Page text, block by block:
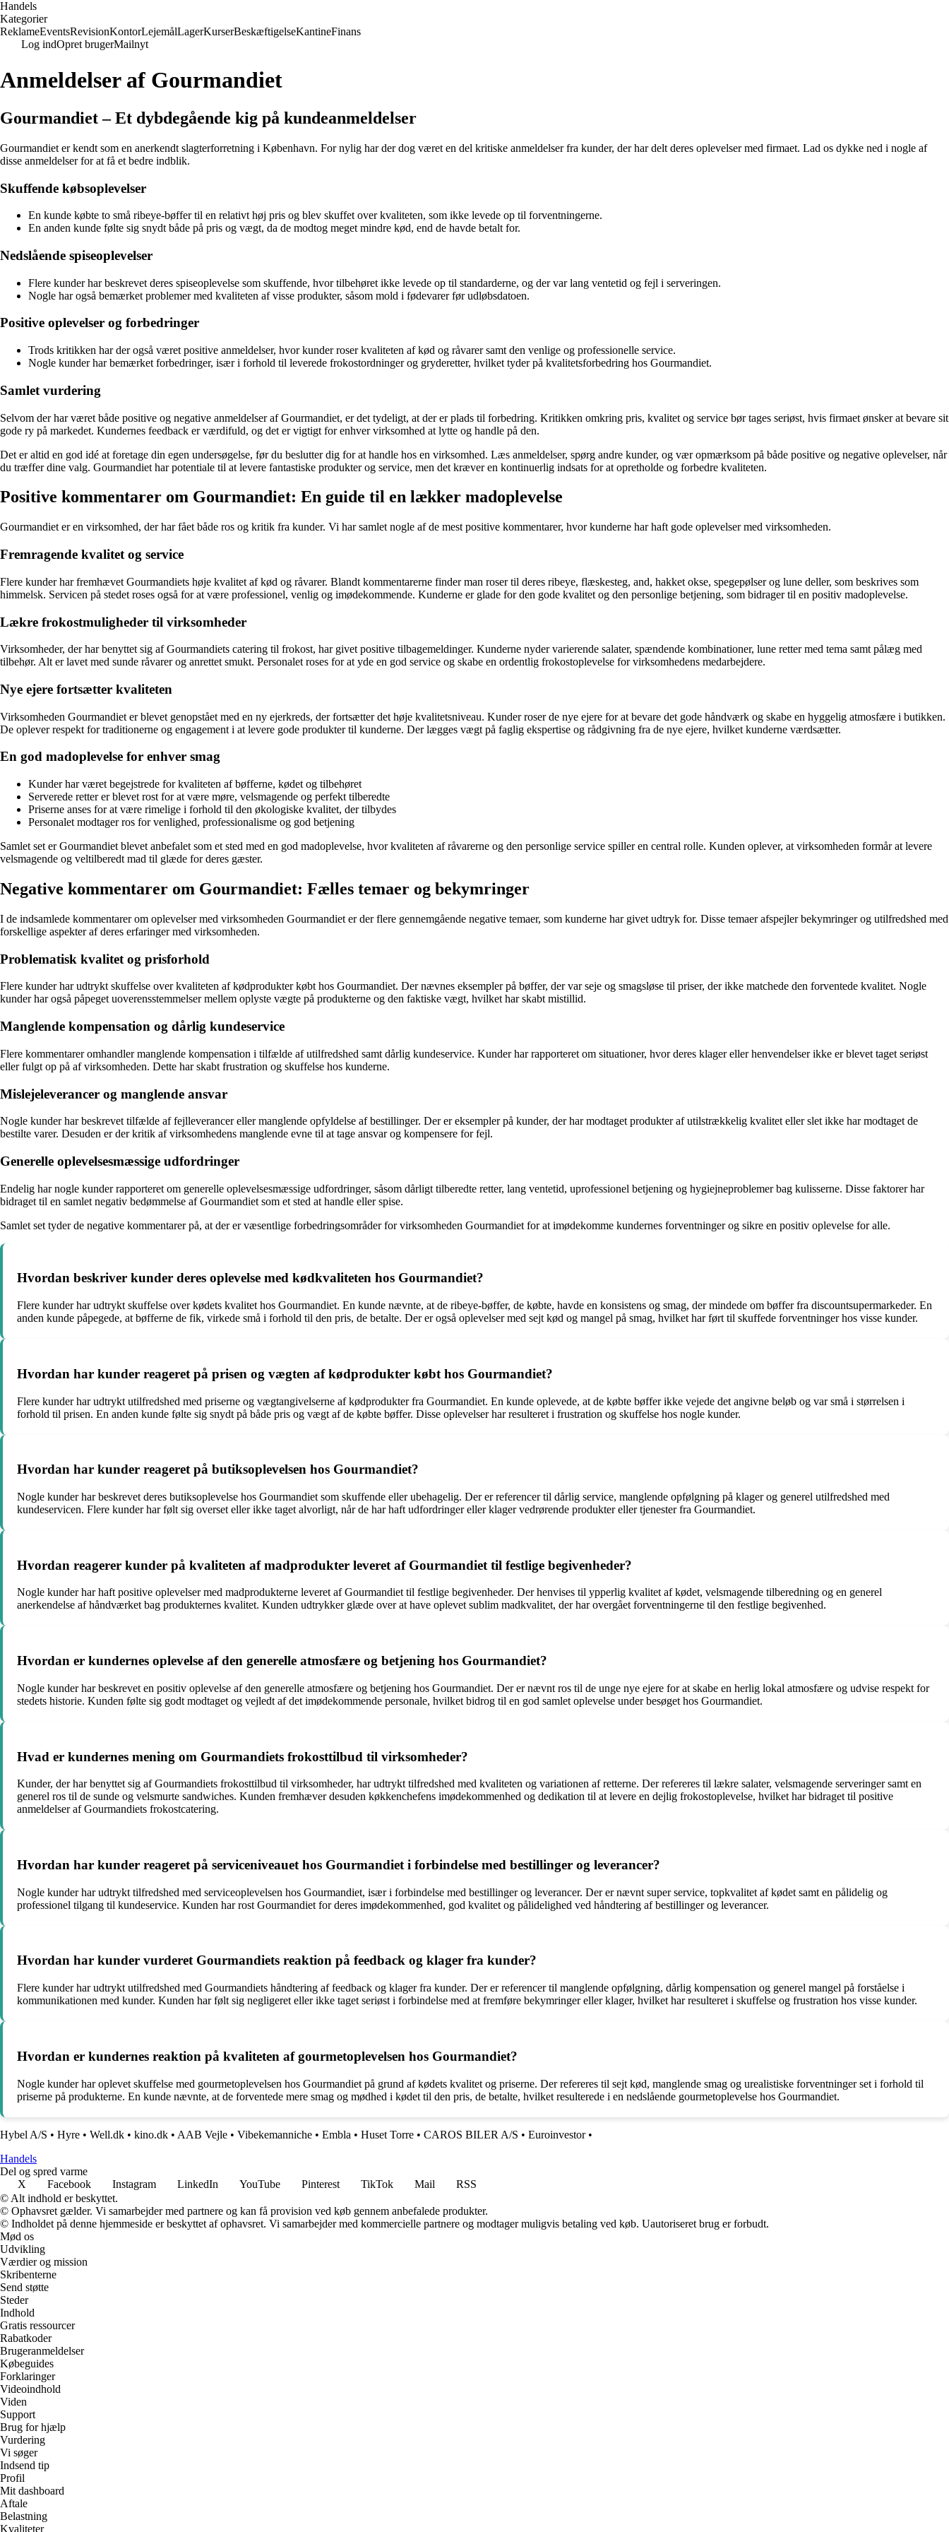
Handels
Kategorier
ReklameEventsRevisionKontorLejemålLagerKurserBeskæftigelseKantineFinans
Log indOpret brugerMailnyt
Anmeldelser af Gourmandiet
Gourmandiet – Et dybdegående kig på kundeanmeldelser
Gourmandiet er kendt som en anerkendt slagterforretning i København. For nylig har der dog været en del kritiske anmeldelser fra kunder, der har delt deres oplevelser med firmaet. Lad os dykke ned i nogle af
disse anmeldelser for at få et bedre indblik.
Skuffende købsoplevelser
En kunde købte to små ribeye-bøffer til en relativt høj pris og blev skuffet over kvaliteten, som ikke levede op til forventningerne.
En anden kunde følte sig snydt både på pris og vægt, da de modtog meget mindre kød, end de havde betalt for.
Nedslående spiseoplevelser
Flere kunder har beskrevet deres spiseoplevelse som skuffende, hvor tilbehøret ikke levede op til standarderne, og der var lang ventetid og fejl i serveringen.
Nogle har også bemærket problemer med kvaliteten af visse produkter, såsom mold i fødevarer før udløbsdatoen.
Positive oplevelser og forbedringer
Trods kritikken har der også været positive anmeldelser, hvor kunder roser kvaliteten af kød og råvarer samt den venlige og professionelle service.
Nogle kunder har bemærket forbedringer, især i forhold til leverede frokostordninger og gryderetter, hvilket tyder på kvalitetsforbedring hos Gourmandiet.
Samlet vurdering
Selvom der har været både positive og negative anmeldelser af Gourmandiet, er det tydeligt, at der er plads til forbedring. Kritikken omkring pris, kvalitet og service bør tages seriøst, hvis firmaet ønsker at bevare sit
gode ry på markedet. Kundernes feedback er værdifuld, og det er vigtigt for enhver virksomhed at lytte og handle på den.
Det er altid en god idé at foretage din egen undersøgelse, før du beslutter dig for at handle hos en virksomhed. Læs anmeldelser, spørg andre kunder, og vær opmærksom på både positive og negative oplevelser, når
du træffer dine valg. Gourmandiet har potentiale til at levere fantastiske produkter og service, men det kræver en kontinuerlig indsats for at opretholde og forbedre kvaliteten.
Positive kommentarer om Gourmandiet: En guide til en lækker madoplevelse
Gourmandiet er en virksomhed, der har fået både ros og kritik fra kunder. Vi har samlet nogle af de mest positive kommentarer, hvor kunderne har haft gode oplevelser med virksomheden.
Fremragende kvalitet og service
Flere kunder har fremhævet Gourmandiets høje kvalitet af kød og råvarer. Blandt kommentarerne finder man roser til deres ribeye, flæskesteg, and, hakket okse, spegepølser og lune deller, som beskrives som
himmelsk. Servicen på stedet roses også for at være professionel, venlig og imødekommende. Kunderne er glade for den gode kvalitet og den personlige betjening, som bidrager til en positiv madoplevelse.
Lækre frokostmuligheder til virksomheder
Virksomheder, der har benyttet sig af Gourmandiets catering til frokost, har givet positive tilbagemeldinger. Kunderne nyder varierende salater, spændende kombinationer, lune retter med tema samt pålæg med
tilbehør. Alt er lavet med sunde råvarer og anrettet smukt. Personalet roses for at yde en god service og skabe en ordentlig frokostoplevelse for virksomhedens medarbejdere.
Nye ejere fortsætter kvaliteten
Virksomheden Gourmandiet er blevet genopstået med en ny ejerkreds, der fortsætter det høje kvalitetsniveau. Kunder roser de nye ejere for at bevare det gode håndværk og skabe en hyggelig atmosfære i butikken.
De oplever respekt for traditionerne og engagement i at levere gode produkter til kunderne. Der lægges vægt på faglig ekspertise og rådgivning fra de nye ejere, hvilket kunderne værdsætter.
En god madoplevelse for enhver smag
Kunder har været begejstrede for kvaliteten af bøfferne, kødet og tilbehøret
Serverede retter er blevet rost for at være møre, velsmagende og perfekt tilberedte
Priserne anses for at være rimelige i forhold til den økologiske kvalitet, der tilbydes
Personalet modtager ros for venlighed, professionalisme og god betjening
Samlet set er Gourmandiet blevet anbefalet som et sted med en god madoplevelse, hvor kvaliteten af råvarerne og den personlige service spiller en central rolle. Kunden oplever, at virksomheden formår at levere
velsmagende og veltilberedt mad til glæde for deres gæster.
Negative kommentarer om Gourmandiet: Fælles temaer og bekymringer
I de indsamlede kommentarer om oplevelser med virksomheden Gourmandiet er der flere gennemgående negative temaer, som kunderne har givet udtryk for. Disse temaer afspejler bekymringer og utilfredshed med
forskellige aspekter af deres erfaringer med virksomheden.
Problematisk kvalitet og prisforhold
Flere kunder har udtrykt skuffelse over kvaliteten af kødprodukter købt hos Gourmandiet. Der nævnes eksempler på bøffer, der var seje og smagsløse til priser, der ikke matchede den forventede kvalitet. Nogle
kunder har også påpeget uoverensstemmelser mellem oplyste vægte på produkterne og den faktiske vægt, hvilket har skabt mistillid.
Manglende kompensation og dårlig kundeservice
Flere kommentarer omhandler manglende kompensation i tilfælde af utilfredshed samt dårlig kundeservice. Kunder har rapporteret om situationer, hvor deres klager eller henvendelser ikke er blevet taget seriøst
eller fulgt op på af virksomheden. Dette har skabt frustration og skuffelse hos kunderne.
Mislejeleverancer og manglende ansvar
Nogle kunder har beskrevet tilfælde af fejlleverancer eller manglende opfyldelse af bestillinger. Der er eksempler på kunder, der har modtaget produkter af utilstrækkelig kvalitet eller slet ikke har modtaget de
bestilte varer. Desuden er der kritik af virksomhedens manglende evne til at tage ansvar og kompensere for fejl.
Generelle oplevelsesmæssige udfordringer
Endelig har nogle kunder rapporteret om generelle oplevelsesmæssige udfordringer, såsom dårligt tilberedte retter, lang ventetid, uprofessionel betjening og hygiejneproblemer bag kulisserne. Disse faktorer har
bidraget til en samlet negativ bedømmelse af Gourmandiet som et sted at handle eller spise.
Samlet set tyder de negative kommentarer på, at der er væsentlige forbedringsområder for virksomheden Gourmandiet for at imødekomme kundernes forventninger og sikre en positiv oplevelse for alle.
Hvordan beskriver kunder deres oplevelse med kødkvaliteten hos Gourmandiet?
Flere kunder har udtrykt skuffelse over kødets kvalitet hos Gourmandiet. En kunde nævnte, at de ribeye-bøffer, de købte, havde en konsistens og smag, der mindede om bøffer fra discountsupermarkeder. En
anden kunde påpegede, at bøfferne de fik, virkede små i forhold til den pris, de betalte. Der er også oplevelser med sejt kød og mangel på smag, hvilket har ført til skuffede forventninger hos visse kunder.
Hvordan har kunder reageret på prisen og vægten af kødprodukter købt hos Gourmandiet?
Flere kunder har udtrykt utilfredshed med priserne og vægtangivelserne af kødprodukter fra Gourmandiet. En kunde oplevede, at de købte bøffer ikke vejede det angivne beløb og var små i størrelsen i
forhold til prisen. En anden kunde følte sig snydt på både pris og vægt af de købte bøffer. Disse oplevelser har resulteret i frustration og skuffelse hos nogle kunder.
Hvordan har kunder reageret på butiksoplevelsen hos Gourmandiet?
Nogle kunder har beskrevet deres butiksoplevelse hos Gourmandiet som skuffende eller ubehagelig. Der er referencer til dårlig service, manglende opfølgning på klager og generel utilfredshed med
kundeservicen. Flere kunder har følt sig overset eller ikke taget alvorligt, når de har haft udfordringer eller klager vedrørende produkter eller tjenester fra Gourmandiet.
Hvordan reagerer kunder på kvaliteten af madprodukter leveret af Gourmandiet til festlige begivenheder?
Nogle kunder har haft positive oplevelser med madprodukterne leveret af Gourmandiet til festlige begivenheder. Der henvises til ypperlig kvalitet af kødet, velsmagende tilberedning og en generel
anerkendelse af håndværket bag produkternes kvalitet. Kunden udtrykker glæde over at have oplevet sublim madkvalitet, der har overgået forventningerne til den festlige begivenhed.
Hvordan er kundernes oplevelse af den generelle atmosfære og betjening hos Gourmandiet?
Nogle kunder har beskrevet en positiv oplevelse af den generelle atmosfære og betjening hos Gourmandiet. Der er nævnt ros til de unge nye ejere for at skabe en herlig lokal atmosfære og udvise respekt for
stedets historie. Kunden følte sig godt modtaget og vejledt af det imødekommende personale, hvilket bidrog til en god samlet oplevelse under besøget hos Gourmandiet.
Hvad er kundernes mening om Gourmandiets frokosttilbud til virksomheder?
Kunder, der har benyttet sig af Gourmandiets frokosttilbud til virksomheder, har udtrykt tilfredshed med kvaliteten og variationen af retterne. Der refereres til lækre salater, velsmagende serveringer samt en
generel ros til de sunde og velsmurte sandwiches. Kunden fremhæver desuden køkkenchefens imødekommenhed og dedikation til at levere en dejlig frokostoplevelse, hvilket har bidraget til positive
anmeldelser af Gourmandiets frokostcatering.
Hvordan har kunder reageret på serviceniveauet hos Gourmandiet i forbindelse med bestillinger og leverancer?
Nogle kunder har udtrykt tilfredshed med serviceoplevelsen hos Gourmandiet, især i forbindelse med bestillinger og leverancer. Der er nævnt super service, topkvalitet af kødet samt en pålidelig og
professionel tilgang til kundeservice. Kunden har rost Gourmandiet for deres imødekommenhed, god kvalitet og pålidelighed ved håndtering af bestillinger og leverancer.
Hvordan har kunder vurderet Gourmandiets reaktion på feedback og klager fra kunder?
Flere kunder har udtrykt utilfredshed med Gourmandiets håndtering af feedback og klager fra kunder. Der er referencer til manglende opfølgning, dårlig kompensation og generel mangel på forståelse i
kommunikationen med kunder. Kunden har følt sig negligeret eller ikke taget seriøst i forbindelse med at fremføre bekymringer eller klager, hvilket har resulteret i skuffelse og frustration hos visse kunder.
Hvordan er kundernes reaktion på kvaliteten af gourmetoplevelsen hos Gourmandiet?
Nogle kunder har oplevet skuffelse med gourmetoplevelsen hos Gourmandiet på grund af kødets kvalitet og priserne. Der refereres til sejt kød, manglende smag og urealistiske forventninger set i forhold til
priserne på produkterne. En kunde nævnte, at de forventede mere smag og mødhed i kødet til den pris, de betalte, hvilket resulterede i en nedslående gourmetoplevelse hos Gourmandiet.
Hybel A/S • Hyre • Well.dk • kino.dk • AAB Vejle • Vibekemanniche • Embla • Huset Torre • CAROS BILER A/S • Euroinvestor•
Handels
Del og spred varme
X
Facebook Instagram LinkedIn YouTube Pinterest TikTok Mail
RSS
© Alt indhold er beskyttet.
© Ophavsret gælder. Vi samarbejder med partnere og kan få provision ved køb gennem anbefalede produkter.
© Indholdet på denne hjemmeside er beskyttet af ophavsret. Vi samarbejder med kommercielle partnere og modtager muligvis betaling ved køb. Uautoriseret brug er forbudt.
Mød os
Udvikling
Værdier og mission
Skribenterne
Send støtte
Steder
Indhold
Gratis ressourcer
Rabatkoder
Brugeranmeldelser
Købeguides
Forklaringer
Videoindhold
Viden
Support
Brug for hjælp
Vurdering
Vi søger
Indsend tip
Profil
Mit dashboard
Aftale
Belastning
Kvaliteter